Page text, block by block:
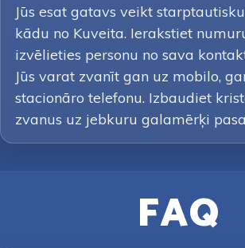
Jūs esat gatavs veikt
kādu no Kuveita. Ierakstiet
izvēlieties personu no sava
Jūs varat zvanīt gan uz mobilo,
stacionāro telefonu. Izbaudiet
zvanus uz jebkuru galamērķi
FAQ